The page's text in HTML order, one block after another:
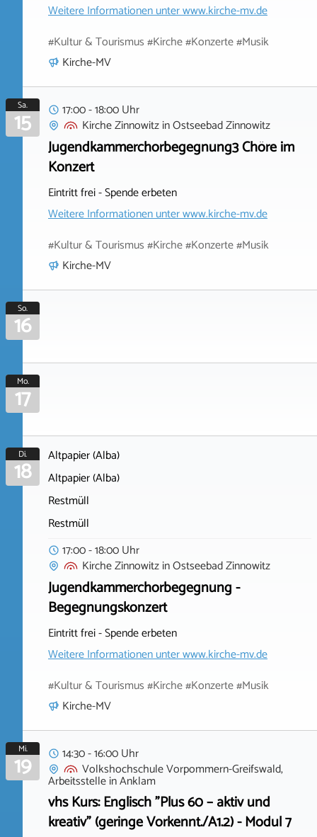
Weitere Informationen unterwww.kirche-mv.de
#Kultur & Tourismus #Kirche #Konzerte #Musik
Kirche-MV
Sa.
15
17:00 - 18:00 Uhr
Kirche ZinnowitzinOstseebad Zinnowitz
Jugendkammerchorbegegnung3 Chöre im
Konzert
Eintritt frei - Spende erbeten
Weitere Informationen unterwww.kirche-mv.de
#Kultur & Tourismus #Kirche #Konzerte #Musik
Kirche-MV
So.
16
Mo.
17
Di.
18
Altpapier (Alba)
Altpapier (Alba)
Restmüll
Restmüll
17:00 - 18:00 Uhr
Kirche ZinnowitzinOstseebad Zinnowitz
Jugendkammerchorbegegnung -
Begegnungskonzert
Eintritt frei - Spende erbeten
Weitere Informationen unterwww.kirche-mv.de
#Kultur & Tourismus #Kirche #Konzerte #Musik
Kirche-MV
Mi.
19
14:30 - 16:00 Uhr
Volkshochschule Vorpommern-Greifswald,
ArbeitsstelleinAnklam
vhs Kurs: Englisch "Plus 60 – aktiv und
kreativ" (geringe Vorkennt./A1.2) - Modul 7